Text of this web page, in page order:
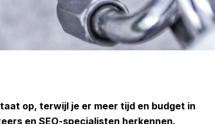
op, terwijl je er meer tijd en budget in
en SEO-specialisten herkennen.